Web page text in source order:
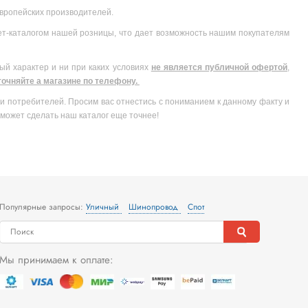
производителей.
каталогом нашей розницы, что дает возможность нашим покупателям
характер и ни при каких условиях не является публичной офертой
а магазине по телефону.
потребителей. Просим вас отнестись с пониманием к данному факту и
сделать наш каталог еще точнее!
Популярные запросы: Уличный Шинопровод Спот
Мы принимаем к оплате: